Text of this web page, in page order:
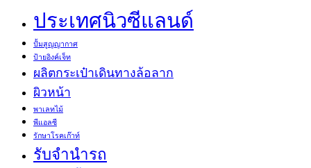
ประเทศนิวซีแลนด์
ปั้มสูญญากาศ
ป้ายอิงค์เจ็ท
ผลิตกระเป๋าเดินทางล้อลาก
ผิวหน้า
พาเลทไม้
พีแอลซี
รักษาโรคเก๊าท์
รับจำนำรถ